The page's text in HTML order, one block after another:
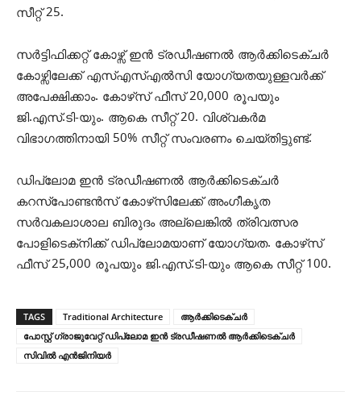
സീറ്റ് 25.
സര്‍ട്ടിഫിക്കറ്റ് കോഴ്സ് ഇന്‍ ട്രഡീഷണല്‍ ആര്‍ക്കിടെക്ചര്‍
കോഴ്സിലേക്ക് എസ്എസ്എല്‍സി യോഗ്യതയുള്ളവര്‍ക്ക്
അപേക്ഷിക്കാം. കോഴ്‌സ് ഫീസ് 20,000 രൂപയും
ജി.എസ്.ടി-യും. ആകെ സീറ്റ് 20. വിശ്വകര്‍മ
വിഭാഗത്തിനായി 50% സീറ്റ് സംവരണം ചെയ്തിട്ടുണ്ട്.
ഡിപ്ലോമ ഇന്‍ ട്രഡീഷണല്‍ ആര്‍ക്കിടെക്ചര്‍
കറസ്‌പോണ്ടന്‍സ് കോഴ്‌സിലേക്ക് അംഗീകൃത
സര്‍വകലാശാല ബിരുദം അല്ലെങ്കില്‍ ത്രിവത്സര
പോളിടെക്‌നിക്ക് ഡിപ്ലോമയാണ് യോഗ്യത. കോഴ്‌സ്
ഫീസ് 25,000 രൂപയും ജി.എസ്.ടി-യും ആകെ സീറ്റ് 100.
TAGS Traditional Architecture
ആര്‍ക്കിടെക്ചര്‍
പോസ്റ്റ് ഗ്രാജുവേറ്റ് ഡിപ്ലോമ ഇന്‍ ട്രഡീഷണല്‍ ആര്‍ക്കിടെക്ചര്‍
സിവില്‍ എന്‍ജിനിയര്‍